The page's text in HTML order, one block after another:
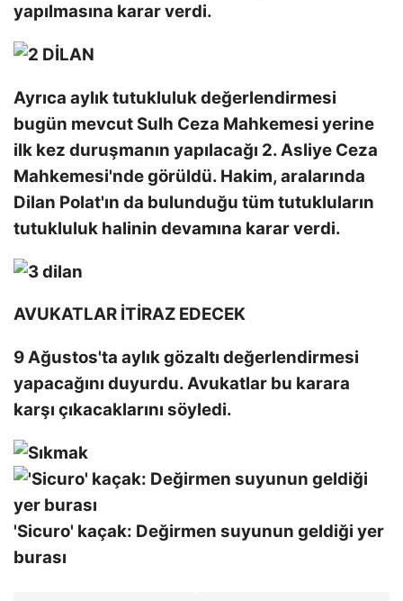
yapılmasına karar verdi.
Ayrıca aylık tutukluluk değerlendirmesi
bugün mevcut Sulh Ceza Mahkemesi yerine
ilk kez duruşmanın yapılacağı 2. Asliye Ceza
Mahkemesi'nde görüldü. Hakim, aralarında
Dilan Polat'ın da bulunduğu tüm tutukluların
tutukluluk halinin devamına karar verdi.
AVUKATLAR İTİRAZ EDECEK
9 Ağustos'ta aylık gözaltı değerlendirmesi
yapacağını duyurdu. Avukatlar bu karara
karşı çıkacaklarını söyledi.
'Sicuro' kaçak: Değirmen suyunun geldiği yer
burası